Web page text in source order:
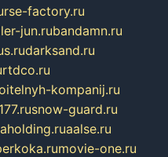
factory.ru
jun.rubandamn.ru
darksand.ru
rtdco.ru
kompanij.ru
snow-guard.ru
aalse.ru
movie-one.ru